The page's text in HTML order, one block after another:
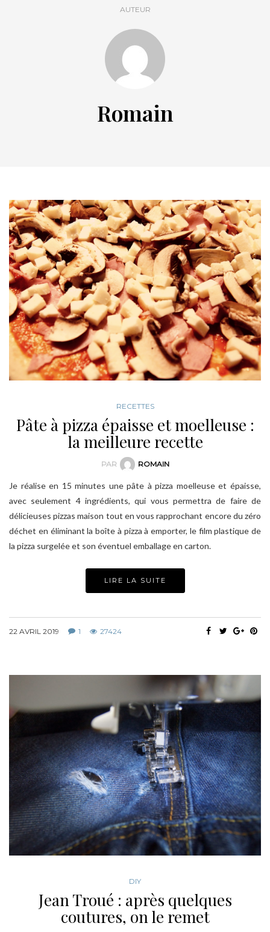
AUTEUR
Romain
RECETTES
Pâte à pizza épaisse et moelleuse :
la meilleure recette
PAR ROMAIN
Je réalise en 15 minutes une pâte à pizza moelleuse et épaisse,
avec seulement 4 ingrédients, qui vous permettra de faire de
délicieuses pizzas maison tout en vous rapprochant encore du zéro
déchet en éliminant la boîte à pizza à emporter, le film plastique de
la pizza surgelée et son éventuel emballage en carton.
LIRE LA SUITE
22 AVRIL 2019 1 27424
DIY
Jean Troué : après quelques
coutures, on le remet